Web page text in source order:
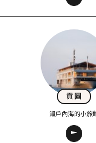
貢圖
瀨戶內海的小旅